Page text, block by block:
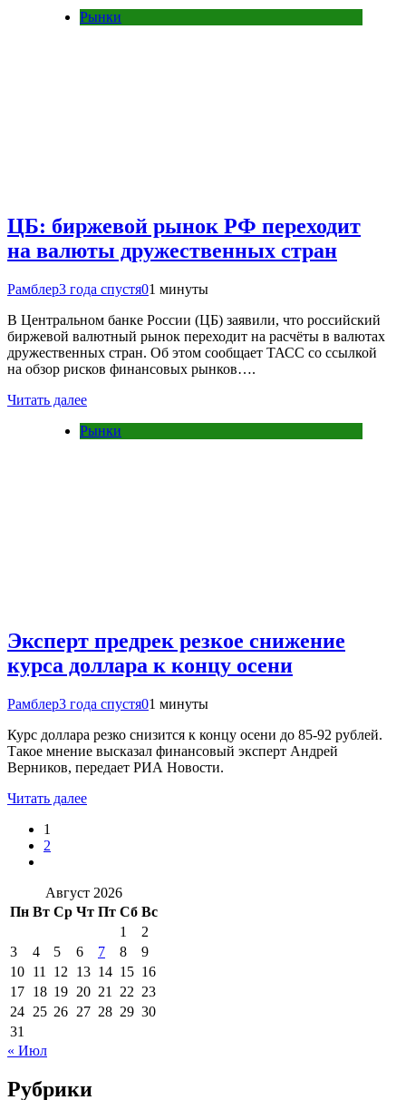
Рынки
ЦБ: биржевой рынок РФ переходит
на валюты дружественных стран
Рамблер3 года спустя01 минуты
В Центральном банке России (ЦБ) заявили, что российский
биржевой валютный рынок переходит на расчёты в валютах
дружественных стран. Об этом сообщает ТАСС со ссылкой
на обзор рисков финансовых рынков….
Читать далее
Рынки
Эксперт предрек резкое снижение
курса доллара к концу осени
Рамблер3 года спустя01 минуты
Курс доллара резко снизится к концу осени до 85-92 рублей.
Такое мнение высказал финансовый эксперт Андрей
Верников, передает РИА Новости.
Читать далее
1
2
Август 2026
Пн Вт Ср Чт Пт Сб Вс
1
2
3
4 5 6 7 8
9
10 11 12 13 14 15 16
17 18 19 20 21 22 23
24 25 26 27 28 29 30
31
« Июл
Рубрики